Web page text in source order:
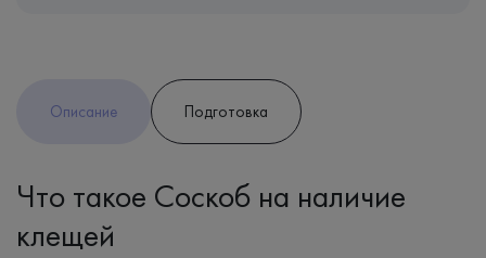
Описание Подготовка
Что такое Соскоб на наличие
клещей